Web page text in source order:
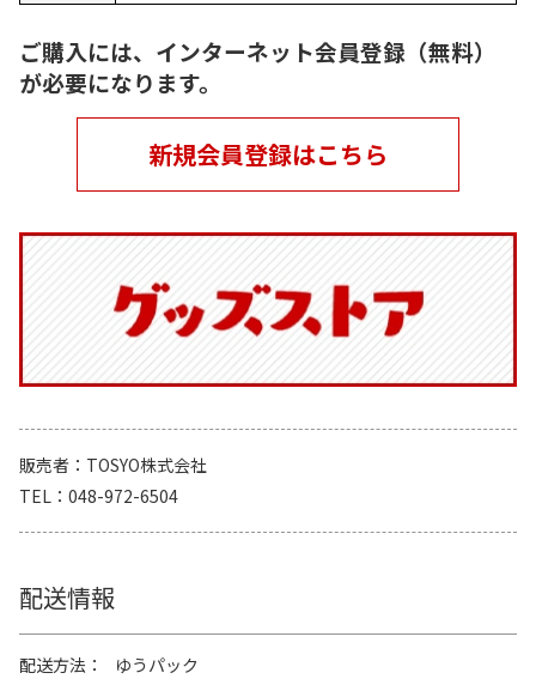
ご購入には、インターネット会員登録（無料）
が必要になります。
新規会員登録はこちら
販売者
TOSYO株式会社
TEL
048-972-6504
配送情報
配送方法
ゆうパック